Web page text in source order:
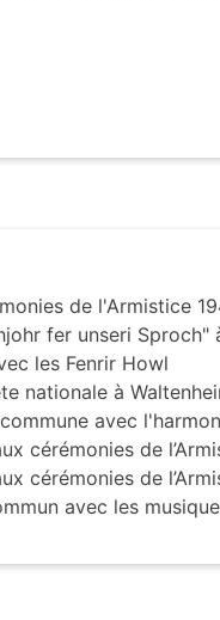
de l'Armistice
fer unseri Sproch"
les Fenrir Howl
nationale à
avec
cérémonies de
cérémonies de
avec les